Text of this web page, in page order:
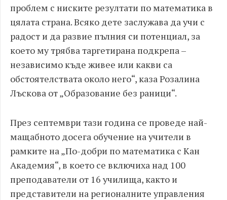
проблем с ниските резултати по математика в
цялата страна. Всяко дете заслужава да учи с
радост и да развие пълния си потенциал, за
което му трябва таргетирана подкрепа –
независимо къде живее или какви са
обстоятелствата около него“, каза Розалина
Лъскова от „Образование без раници“.
През септември тази година се проведе най-
мащабното досега обучение на учители в
рамките на „По-добри по математика с Кан
Академия“, в което се включиха над 100
преподаватели от 16 училища, както и
представители на регионалните управления